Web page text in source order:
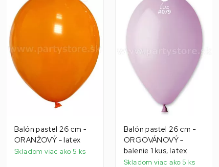
Balón pastel 26 cm -
ORANŽOVÝ - latex
Skladom viac ako 5 ks
Balón pastel 26 cm -
ORGOVÁNOVÝ -
balenie 1 kus, latex
Skladom viac ako 5 ks